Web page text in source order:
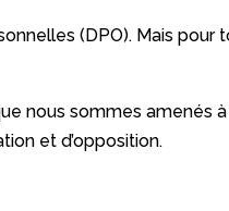
(DPO). Mais pour
nous sommes amenés
et d’opposition.